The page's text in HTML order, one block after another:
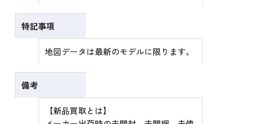
特記事項
地図データは最新のモデルに限ります。
備考
【新品買取とは】